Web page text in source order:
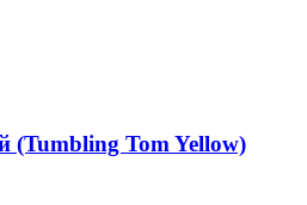
Tom Yellow)